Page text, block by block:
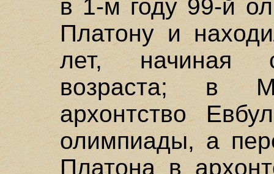
в 1-м году 99-й
Платону и
лет, начиная с
возраста; в
архонтство
олимпиады, а
Платона в